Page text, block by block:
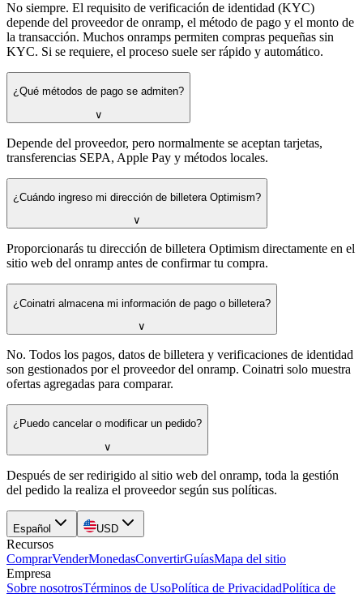
No siempre. El requisito de verificación de identidad (KYC)
depende del proveedor de onramp, el método de pago y el monto de
la transacción. Muchos onramps permiten compras pequeñas sin
KYC. Si se requiere, el proceso suele ser rápido y automático.
¿Qué métodos de pago se admiten?
∨
Depende del proveedor, pero normalmente se aceptan tarjetas,
transferencias SEPA, Apple Pay y métodos locales.
¿Cuándo ingreso mi dirección de billetera Optimism?
∨
Proporcionarás tu dirección de billetera Optimism directamente en el
sitio web del onramp antes de confirmar tu compra.
¿Coinatri almacena mi información de pago o billetera?
∨
No. Todos los pagos, datos de billetera y verificaciones de identidad
son gestionados por el proveedor del onramp. Coinatri solo muestra
ofertas agregadas para comparar.
¿Puedo cancelar o modificar un pedido?
∨
Después de ser redirigido al sitio web del onramp, toda la gestión
del pedido la realiza el proveedor según sus políticas.
Español USD
Recursos
ComprarVenderMonedasConvertirGuíasMapa del sitio
Empresa
Sobre nosotrosTérminos de UsoPolítica de PrivacidadPolítica de